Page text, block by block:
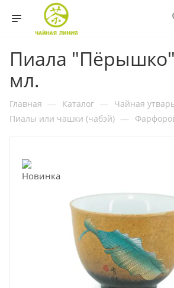
Пиала
мл.
Главная — Каталог — Чайная
Пиалы или чашки (чабэй) —